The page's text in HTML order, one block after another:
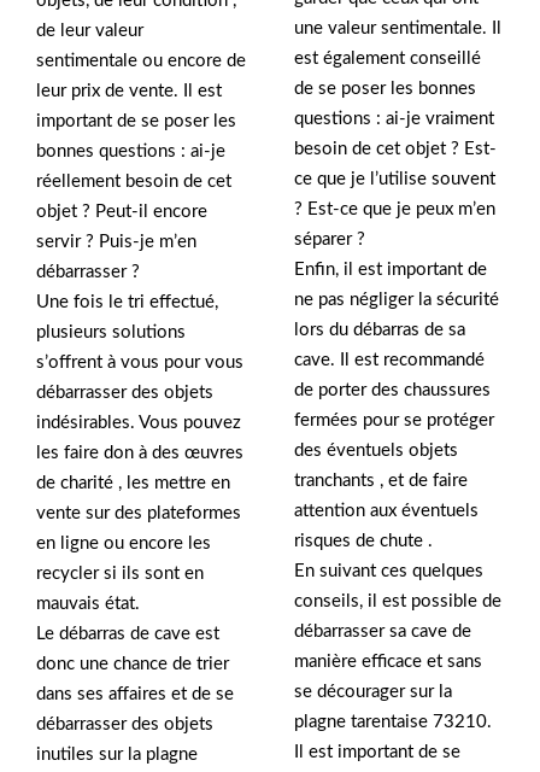
de leur valeur
sentimentale ou encore de
leur prix de vente. Il est
important de se poser les
bonnes questions : ai-je
réellement besoin de cet
objet ? Peut-il encore
servir ? Puis-je m’en
débarrasser ?
Une fois le tri effectué,
plusieurs solutions
s’offrent à vous pour vous
débarrasser des objets
indésirables. Vous pouvez
les faire don à des œuvres
de charité , les mettre en
vente sur des plateformes
en ligne ou encore les
recycler si ils sont en
mauvais état.
Le débarras de cave est
donc une chance de trier
dans ses affaires et de se
débarrasser des objets
inutiles sur la plagne
une valeur sentimentale. Il
est également conseillé
de se poser les bonnes
questions : ai-je vraiment
besoin de cet objet ? Est-
ce que je l’utilise souvent
? Est-ce que je peux m’en
séparer ?
Enfin, il est important de
ne pas négliger la sécurité
lors du débarras de sa
cave. Il est recommandé
de porter des chaussures
fermées pour se protéger
des éventuels objets
tranchants , et de faire
attention aux éventuels
risques de chute .
En suivant ces quelques
conseils, il est possible de
débarrasser sa cave de
manière efficace et sans
se décourager sur la
plagne tarentaise 73210.
Il est important de se